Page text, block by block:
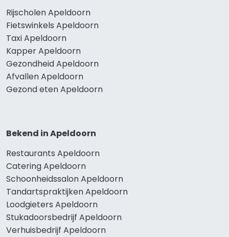
Rijscholen Apeldoorn
Fietswinkels Apeldoorn
Taxi Apeldoorn
Kapper Apeldoorn
Gezondheid Apeldoorn
Afvallen Apeldoorn
Gezond eten Apeldoorn
Bekend in Apeldoorn
Restaurants Apeldoorn
Catering Apeldoorn
Schoonheidssalon Apeldoorn
Tandartspraktijken Apeldoorn
Loodgieters Apeldoorn
Stukadoorsbedrijf Apeldoorn
Verhuisbedrijf Apeldoorn